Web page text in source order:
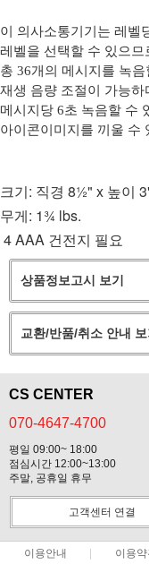
이 의사소통기기는 레벨
레벨을 선택할 수 있으므
총 36개의 메시지를 녹음
재생 음량 조절이 가능하
메시지당 6초 녹음할 수
아이콘이미지를 끼울 수
크기: 직경 8½" x 높이
무게: 1¾ lbs.
4 AAA 건전지 필요
상품정보고시 보기
교환/반품/취소 안내 보
CS CENTER
070-4647-4700
평일 09:00~ 18:00
점심시간 12:00~13:00
주말, 공휴일 휴무
고객센터 연결
이용안내 이용약